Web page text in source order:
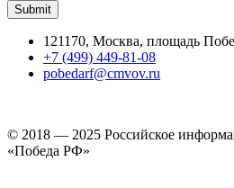
121170, Москва, площадь
+7 (499) 449-81-08
pobedarf@cmvov.ru
© 2018 — 2025 Российское
«Победа РФ»